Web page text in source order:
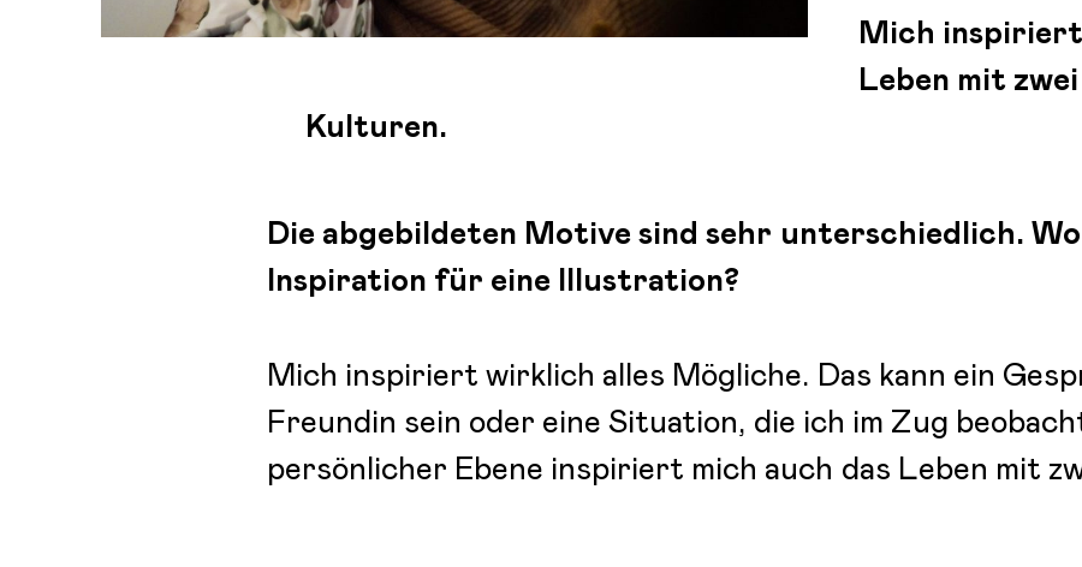
Mich
Leben mit zwei
Kulturen.
Die abgebildeten Motive sind sehr unterschiedlich.
Inspiration für eine Illustration?
Mich inspiriert wirklich alles Mögliche. Das kann ein
Freundin sein oder eine Situation, die ich im Zug
persönlicher Ebene inspiriert mich auch das Leben mit